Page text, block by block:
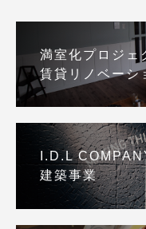
満室化プロジェ
賃貸リノベーシ
I.D.L
建築事業